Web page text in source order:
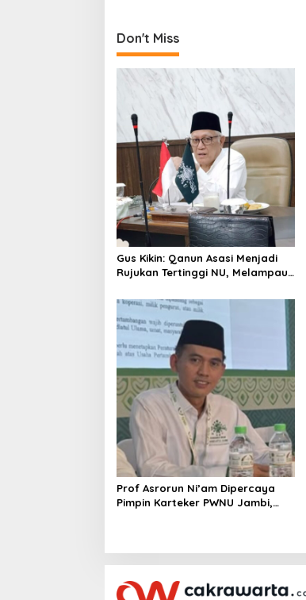
Don't Miss
Gus Kikin: Qanun Asasi Menjadi
Rujukan Tertinggi NU, Melampaui
Prof Asrorun Ni’am Dipercaya
Pimpin Karteker PWNU Jambi,